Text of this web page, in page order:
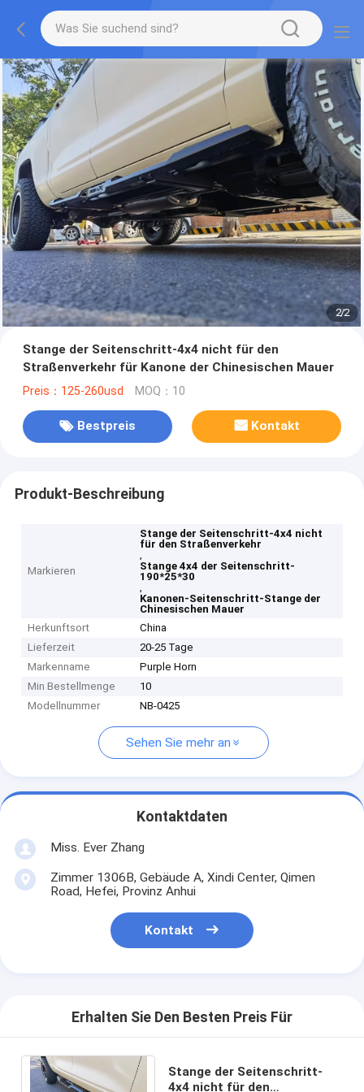
2/2
Stange der Seitenschritt-4x4 nicht für den
Straßenverkehr für Kanone der Chinesischen Mauer
Preis：125-260usd MOQ：10
Bestpreis Kontakt
Produkt-Beschreibung
Markieren
Stange der Seitenschritt-4x4 nicht
für den Straßenverkehr
,
Stange 4x4 der Seitenschritt-
190*25*30
,
Kanonen-Seitenschritt-Stange der
Chinesischen Mauer
Herkunftsort
China
Lieferzeit
20-25 Tage
Markenname
Purple Horn
Min Bestellmenge
10
Modellnummer
NB-0425
Sehen Sie mehr an
Kontaktdaten
Miss. Ever Zhang
Zimmer 1306B, Gebäude A, Xindi Center, Qimen
Road, Hefei, Provinz Anhui
Kontakt
Erhalten Sie Den Besten Preis Für
Stange der Seitenschritt-
4x4 nicht für den